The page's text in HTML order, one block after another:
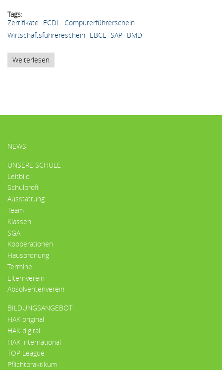
Tags
Zertifikate ECDL Computerführerschein
Wirtschaftsführereschein EBCL SAP BMD
Weiterlesen
Wirtschaft,
HAUPTMENÜ
NEWS
UNSERE SCHULE
Leitbild
Schulprofil
Ausstattung
Team
Klassen
SGA
Kooperationen
Hausordnung
Termine
Elternverein
Absolventenverein
BILDUNGSANGEBOT
HAK original
HAK digital
HAK international
TOP League
Pflichtpraktikum